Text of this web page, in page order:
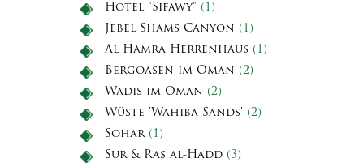
Hotel "Sifawy" (1)
Jebel Shams Canyon (1)
Al Hamra Herrenhaus (1)
Bergoasen im Oman (2)
Wadis im Oman (2)
Wüste 'Wahiba Sands' (2)
Sohar(1)
Sur & Ras al-Hadd (3)